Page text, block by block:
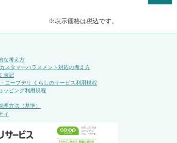
※表示価格は税込です。
な考え方
スタマーハラスメント対応の考え方
表記
コープデリ くらしのサービス利用規程
ッピング利用規程
理方法（基準）
ィ